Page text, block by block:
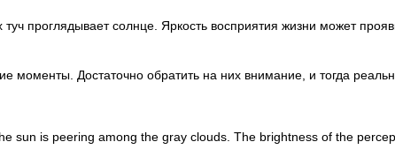
проглядывает солнце. Яркость восприятия жизни может
Достаточно обратить на них внимание, и тогда
sun is peering among the gray clouds. The brightness of the